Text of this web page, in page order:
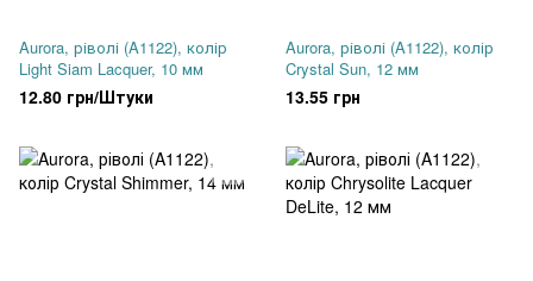
Aurora, ріволі (A1122), колір
Light Siam Lacquer, 10 мм
12.80 грн/Штуки
Aurora, ріволі (A1122), колір
Crystal Sun, 12 мм
13.55 грн